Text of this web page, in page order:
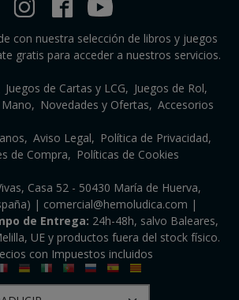
con nuestra selección de libros y juegos
gratis para acceder a nuestros servicios.
Juegos de Cartas y LCG
Juegos de Rol
Novedades y Ofertas Accesorios
Aviso Legal
Política de Privacidad
de Compra
Políticas de Cookies
Casa 52 - 50430 María de Huerva,
| comercial@hemoludica.com |
de Entrega: 24h-48h, salvo Baleares,
UE y productos fuera del stock físico.
con Impuestos incluidos